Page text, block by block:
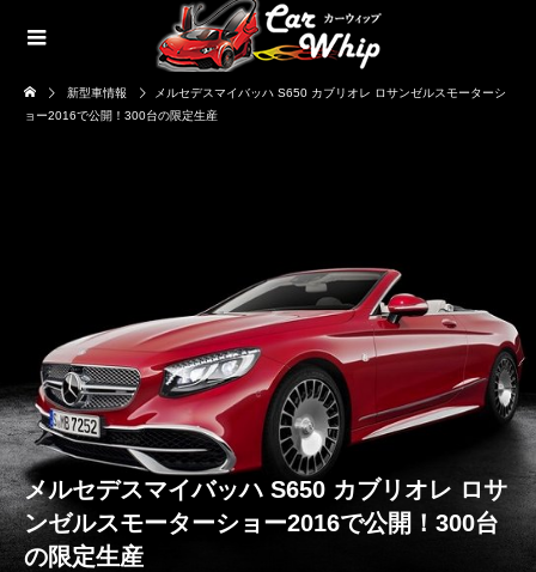
新型車情報
メルセデスマイバッハ S650 カブリオレ ロサンゼルスモーターシ
ョー2016で公開！300台の限定生産
メルセデスマイバッハ S650 カブリオレ ロサ
ンゼルスモーターショー2016で公開！300台
の限定生産